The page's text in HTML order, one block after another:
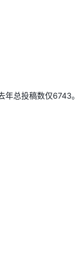
总投稿数仅6743。